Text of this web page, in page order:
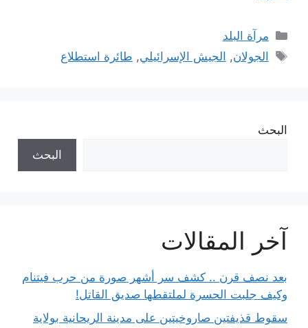
التصنيفات
مرآة البلد
الوسوم
الجولان, الجيش الإسرائيلي, طائرة استطلاع
البحث
البحث
آخر المقالات
بعد نصف قرن .. كشف سر أشهر صورة من حرب فيتنام
وكيف جلبت الحسرة لملتقطها صديق القاتل!
سقوط قذيفتين صاروخيتين على مدينة الريحانية بولاية